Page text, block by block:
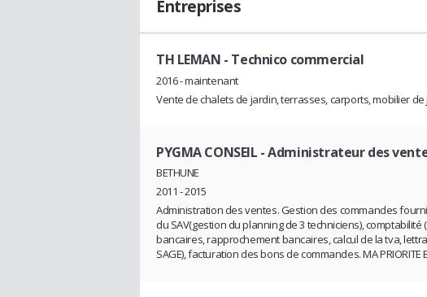
Entreprises
TH LEMAN - Technico commercial
2016 - maintenant
Vente de chalets de jardin, terrasses, carports, mobilier de
PYGMA CONSEIL - Administrateur des
BETHUNE
2011 - 2015
Administration des ventes. Gestion des commandes
du SAV(gestion du planning de 3 techniciens),
bancaires, rapprochement bancaires, calcul de la tva,
SAGE), facturation des bons de commandes. MA PRIORITE